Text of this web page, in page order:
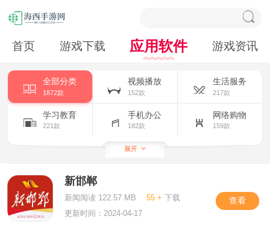
首页 游戏下载 应用软件 游戏资讯
全部分类
1872款
视频播放
152款
生活服务
217款
学习教育
221款
手机办公
182款
网络购物
159款
拍照摄影
新闻阅读
163款
展开
新邯郸
新闻阅读 122.57 MB 55 + 下载
更新时间：2024-04-17
查看